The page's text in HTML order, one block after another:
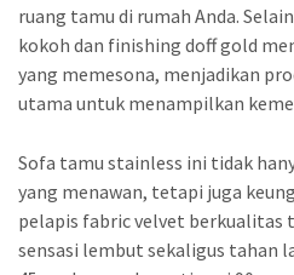
ruang tamu di rumah Anda.
kokoh dan finishing doff gold
yang memesona, menjadikan
utama untuk menampilkan
Sofa tamu stainless ini tidak
yang menawan, tetapi juga
pelapis fabric velvet berkualitas
sensasi lembut sekaligus tahan